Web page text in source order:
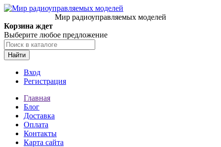
Мир радиоуправляемых моделей
Корзина ждет
Выберите любое предложение
Найти
Вход
Регистрация
Главная
Блог
Доставка
Оплата
Контакты
Карта сайта